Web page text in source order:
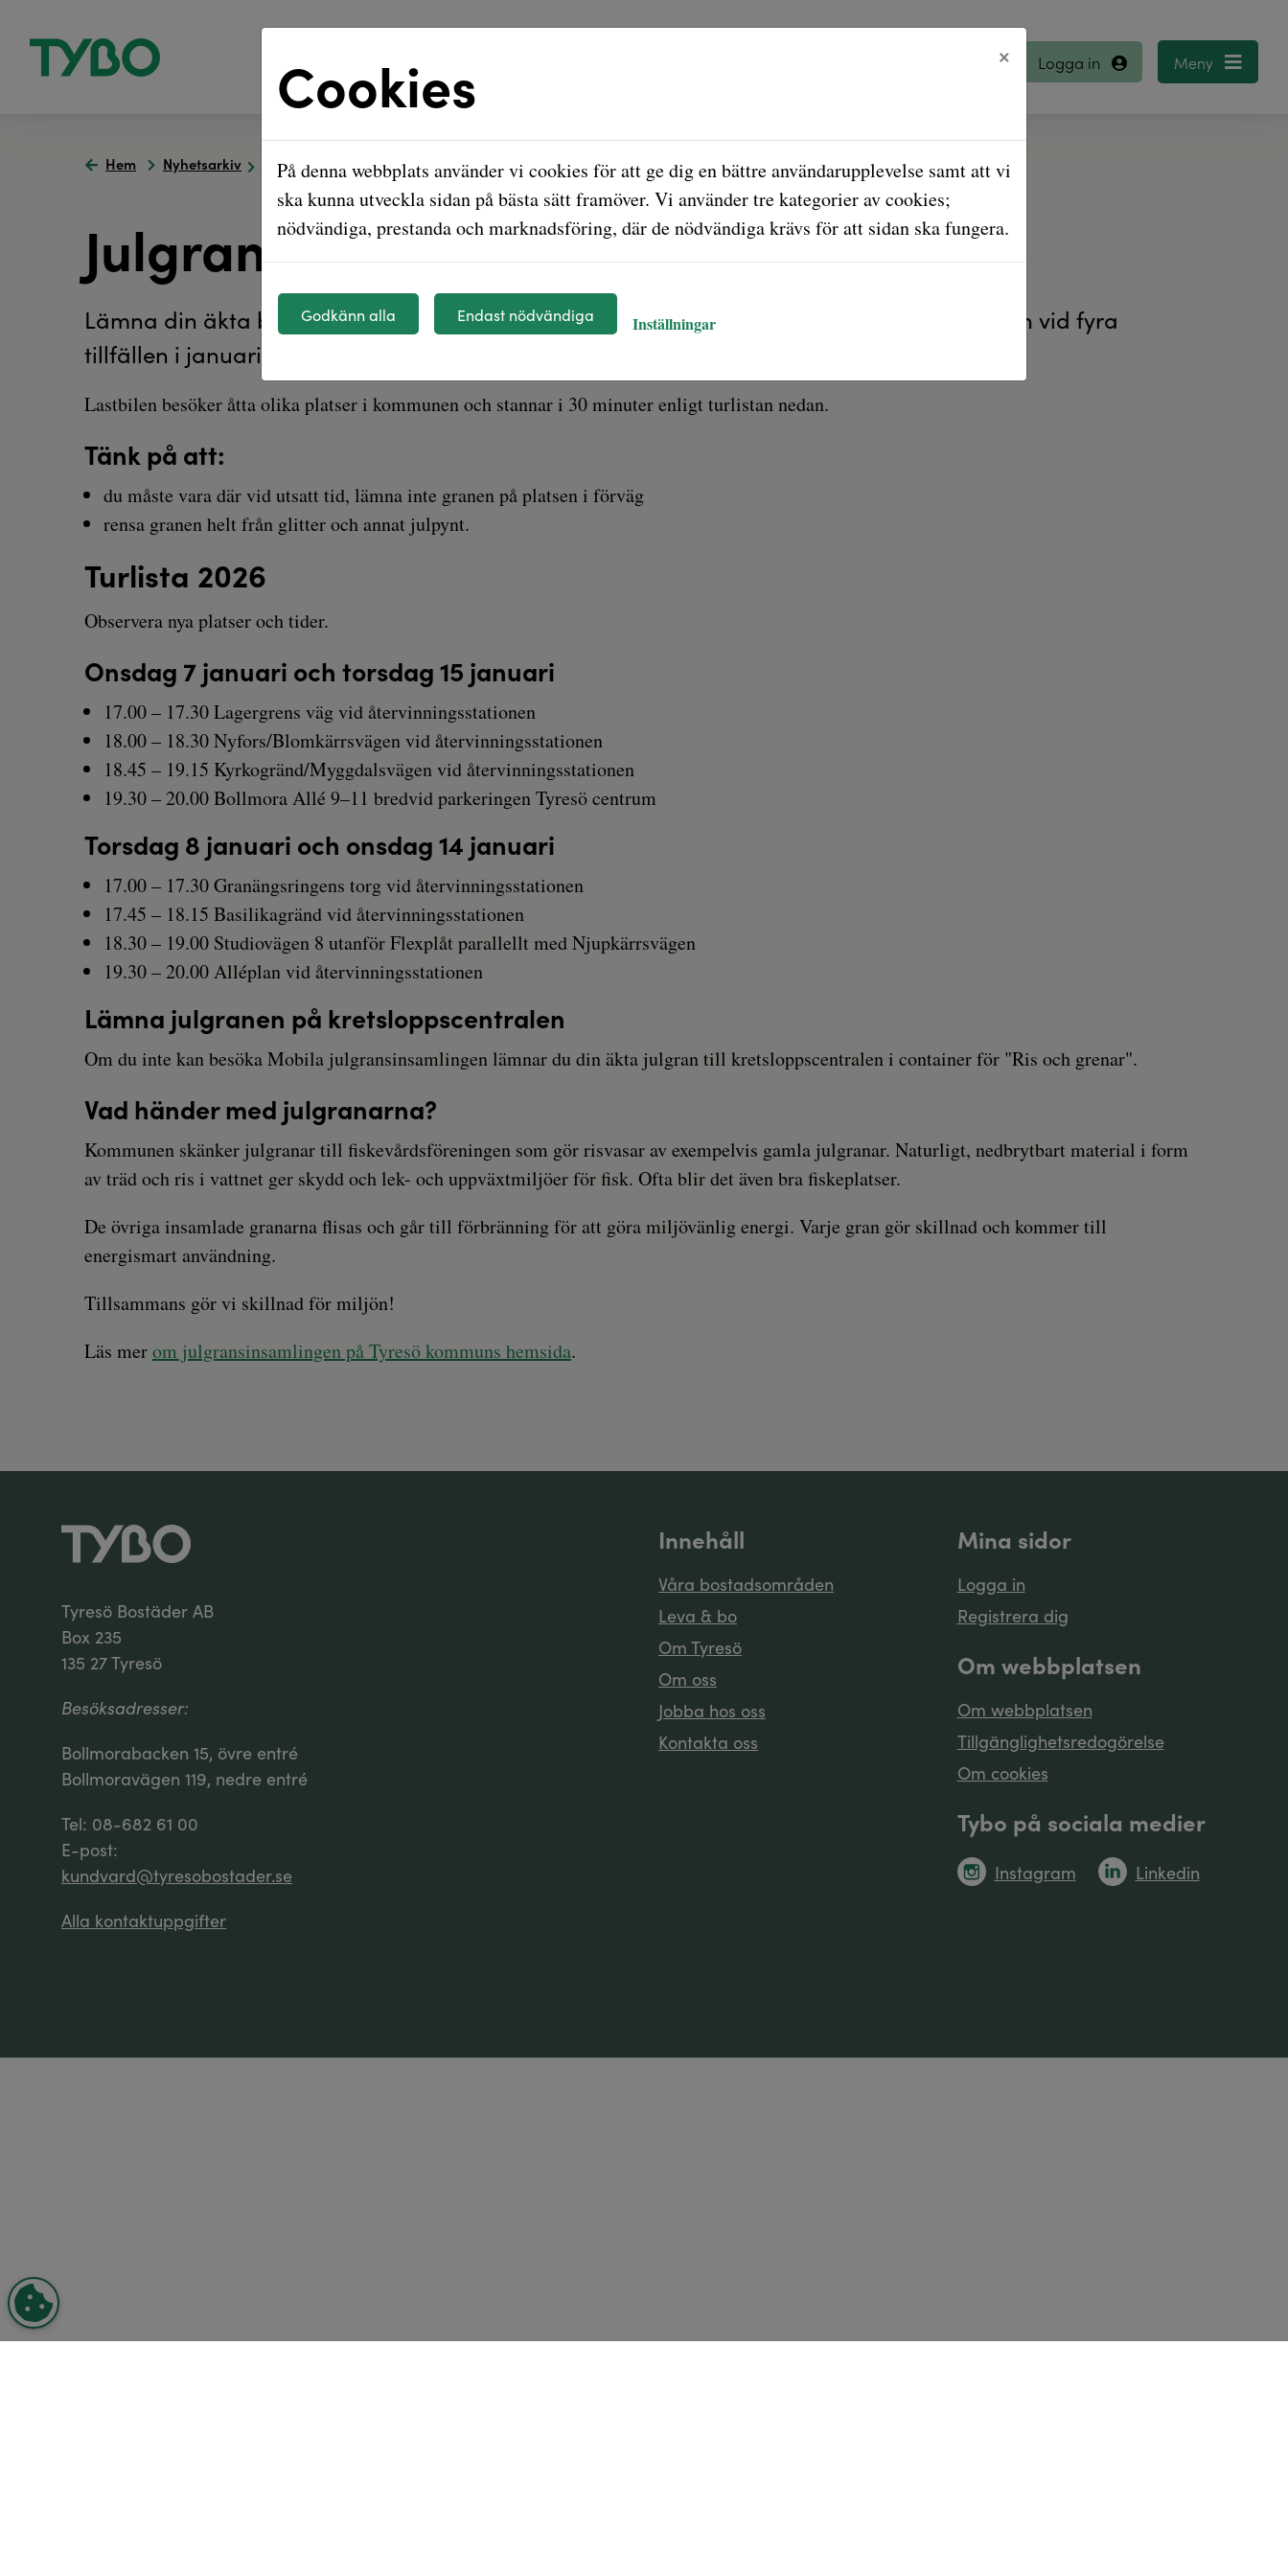
Logga in
Hem Nyhetsarkiv Julgransinsamling
Julgransinsamling
Lämna din äkta barrande julgran till Mobila julgransinsamlingen, som besöker kommunen vid fyra
tillfällen i januari.
Lastbilen besöker åtta olika platser i kommunen och stannar i 30 minuter enligt turlistan nedan.
Tänk på att:
du måste vara där vid utsatt tid, lämna inte granen på platsen i förväg
rensa granen helt från glitter och annat julpynt.
Turlista 2026
Observera nya platser och tider.
Onsdag 7 januari och torsdag 15 januari
17.00 – 17.30 Lagergrens väg vid återvinningsstationen
18.00 – 18.30 Nyfors/Blomkärrsvägen vid återvinningsstationen
18.45 – 19.15 Kyrkogränd/Myggdalsvägen vid återvinningsstationen
19.30 – 20.00 Bollmora Allé 9–11 bredvid parkeringen Tyresö centrum
Torsdag 8 januari och onsdag 14 januari
17.00 – 17.30 Granängsringens torg vid återvinningsstationen
17.45 – 18.15 Basilikagränd vid återvinningsstationen
18.30 – 19.00 Studiovägen 8 utanför Flexplåt parallellt med Njupkärrsvägen
19.30 – 20.00 Alléplan vid återvinningsstationen
Lämna julgranen på kretsloppscentralen
Om du inte kan besöka Mobila julgransinsamlingen lämnar du din äkta julgran till kretsloppscentralen i container för "Ris och grenar".
Vad händer med julgranarna?
Kommunen skänker julgranar till fiskevårdsföreningen som gör risvasar av exempelvis gamla julgranar. Naturligt, nedbrytbart material i form
av träd och ris i vattnet ger skydd och lek- och uppväxtmiljöer för fisk. Ofta blir det även bra fiskeplatser.
De övriga insamlade granarna flisas och går till förbränning för att göra miljövänlig energi. Varje gran gör skillnad och kommer till
energismart användning.
Tillsammans gör vi skillnad för miljön!
Läs merom julgransinsamlingen på Tyresö kommuns hemsida.
Tyresö Bostäder AB
Box 235
135 27 Tyresö
Besöksadresser:
Bollmorabacken 15, övre entré
Bollmoravägen 119, nedre entré
Tel: 08-682 61 00
E-post:
kundvard@tyresobostader.se
Alla kontaktuppgifter
Innehåll
Våra bostadsområden
Leva & bo
Om Tyresö
Om oss
Jobba hos oss
Kontakta oss
Mina sidor
Logga in
Registrera dig
Om webbplatsen
Om webbplatsen
Tillgänglighetsredogörelse
Om cookies
Tybo på sociala medier
Instagram Linkedin
Cookies ×
På denna webbplats använder vi cookies för att ge dig en bättre användarupplevelse samt att vi
ska kunna utveckla sidan på bästa sätt framöver. Vi använder tre kategorier av cookies;
nödvändiga, prestanda och marknadsföring, där de nödvändiga krävs för att sidan ska fungera.
Godkänn alla Endast nödvändiga Inställningar